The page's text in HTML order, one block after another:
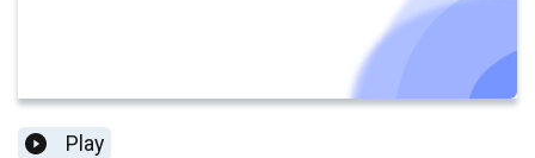
Play